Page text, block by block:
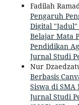
Fadilah
Pengaruh
Digital
Belajar Mata
Pendidikan
Jurnal Studi
Nur
Berbasis
Siswa di
Jurnal Studi